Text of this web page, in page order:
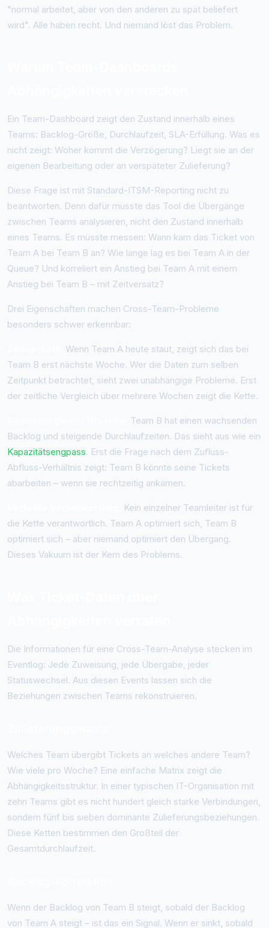
"normal arbeitet, aber von den anderen zu spät beliefert
wird". Alle haben recht. Und niemand löst das Problem.
Ein Team-Dashboard zeigt den Zustand innerhalb eines
Teams: Backlog-Größe, Durchlaufzeit, SLA-Erfüllung. Was es
nicht zeigt: Woher kommt die Verzögerung? Liegt sie an der
eigenen Bearbeitung oder an verspäteter Zulieferung?
Diese Frage ist mit Standard-ITSM-Reporting nicht zu
beantworten. Denn dafür müsste das Tool die Übergänge
zwischen Teams analysieren, nicht den Zustand innerhalb
eines Teams. Es müsste messen: Wann kam das Ticket von
Team A bei Team B an? Wie lange lag es bei Team A in der
Queue? Und korreliert ein Anstieg bei Team A mit einem
Anstieg bei Team B – mit Zeitversatz?
Drei Eigenschaften machen Cross-Team-Probleme
besonders schwer erkennbar:
Wenn Team A heute staut, zeigt sich das bei
Team B erst nächste Woche. Wer die Daten zum selben
Zeitpunkt betrachtet, sieht zwei unabhängige Probleme. Erst
der zeitliche Vergleich über mehrere Wochen zeigt die Kette.
Team B hat einen wachsenden
Backlog und steigende Durchlaufzeiten. Das sieht aus wie ein
Kapazitätsengpass. Erst die Frage nach dem Zufluss-
Abfluss-Verhältnis zeigt: Team B könnte seine Tickets
abarbeiten – wenn sie rechtzeitig ankämen.
Kein einzelner Teamleiter ist für
die Kette verantwortlich. Team A optimiert sich, Team B
optimiert sich – aber niemand optimiert den Übergang.
Dieses Vakuum ist der Kern des Problems.
Die Informationen für eine Cross-Team-Analyse stecken im
Eventlog: Jede Zuweisung, jede Übergabe, jeder
Statuswechsel. Aus diesen Events lassen sich die
Beziehungen zwischen Teams rekonstruieren.
Welches Team übergibt Tickets an welches andere Team?
Wie viele pro Woche? Eine einfache Matrix zeigt die
Abhängigkeitsstruktur. In einer typischen IT-Organisation mit
zehn Teams gibt es nicht hundert gleich starke Verbindungen,
sondern fünf bis sieben dominante Zulieferungsbeziehungen.
Diese Ketten bestimmen den Großteil der
Gesamtdurchlaufzeit.
Wenn der Backlog von Team B steigt, sobald der Backlog
von Team A steigt – ist das ein Signal. Wenn er sinkt, sobald